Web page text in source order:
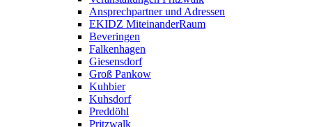
Ansprechpartner und Adressen
EKIDZ MiteinanderRaum
Beveringen
Falkenhagen
Giesensdorf
Groß Pankow
Kuhbier
Kuhsdorf
Preddöhl
Pritzwalk